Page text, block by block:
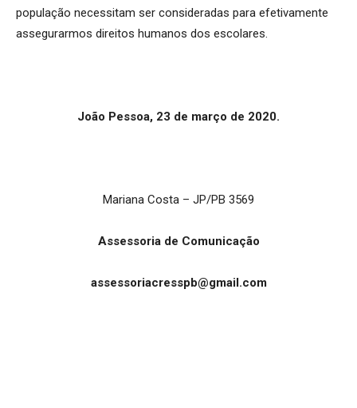
população necessitam ser consideradas para efetivamente
assegurarmos direitos humanos dos escolares.
João Pessoa, 23 de março de 2020.
Mariana Costa – JP/PB 3569
Assessoria de Comunicação
assessoriacresspb@gmail.com